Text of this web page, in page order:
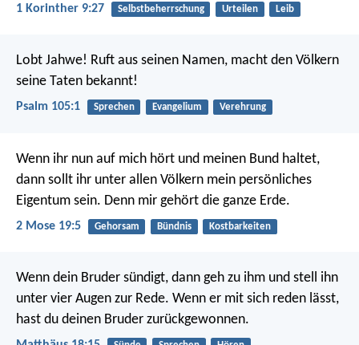
1 Korinther 9:27 Selbstbeherrschung Urteilen Leib
Lobt Jahwe! Ruft aus seinen Namen, macht den Völkern
seine Taten bekannt!
Psalm 105:1 Sprechen Evangelium Verehrung
Wenn ihr nun auf mich hört und meinen Bund haltet,
dann sollt ihr unter allen Völkern mein persönliches
Eigentum sein. Denn mir gehört die ganze Erde.
2 Mose 19:5 Gehorsam Bündnis Kostbarkeiten
Wenn dein Bruder sündigt, dann geh zu ihm und stell ihn
unter vier Augen zur Rede. Wenn er mit sich reden lässt,
hast du deinen Bruder zurückgewonnen.